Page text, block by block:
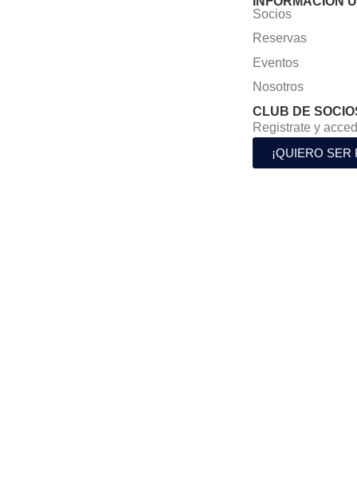
Socios
Reservas
Eventos
Nosotros
CLUB DE
Registrate y
¡QUIERO SER